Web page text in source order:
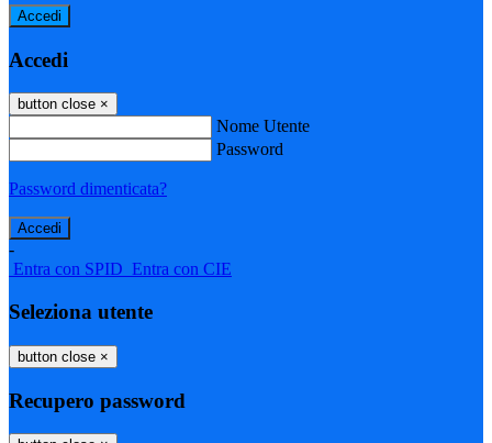
Accedi
Accedi
button close ×
Nome Utente
Password
Password dimenticata?
-
Entra con SPID Entra con CIE
Seleziona utente
button close ×
Recupero password